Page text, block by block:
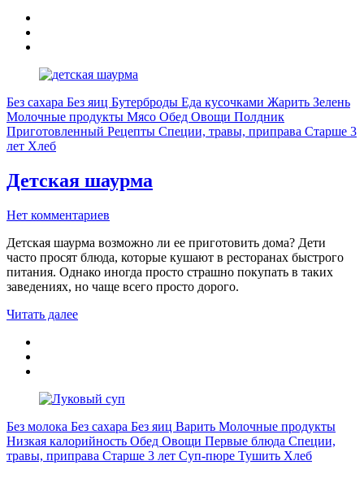
Без сахара Без яиц Бутерброды Еда кусочками Жарить Зелень
Молочные продукты Мясо Обед Овощи Полдник
Приготовленный Рецепты Специи, травы, приправа Старше 3
лет Хлеб
Детская шаурма
Нет комментариев
Детская шаурма возможно ли ее приготовить дома? Дети
часто просят блюда, которые кушают в ресторанах быстрого
питания. Однако иногда просто страшно покупать в таких
заведениях, но чаще всего просто дорого.
Читать далее
Без молока Без сахара Без яиц Варить Молочные продукты
Низкая калорийность Обед Овощи Первые блюда Специи,
травы, приправа Старше 3 лет Суп-пюре Тушить Хлеб